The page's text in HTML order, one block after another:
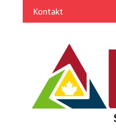
Kontakt